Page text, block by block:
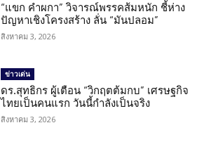
“แขก คำผกา” วิจารณ์พรรคส้มหนัก ชี้ห่าง
ปัญหาเชิงโครงสร้าง ลั่น “มันปลอม”
สิงหาคม 3, 2026
ข่าวเด่น
ดร.สุทธิกร ผู้เตือน “วิกฤตต้มกบ” เศรษฐกิจ
ไทยเป็นคนแรก วันนี้กำลังเป็นจริง
สิงหาคม 3, 2026